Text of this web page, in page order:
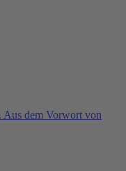
Aus dem Vorwort von